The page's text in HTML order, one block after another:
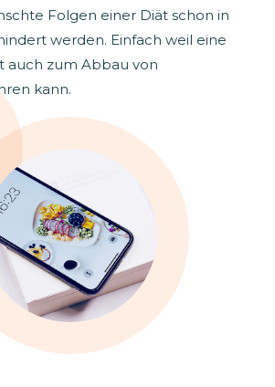
Folgen einer Diät schon in
werden. Einfach weil eine
auch zum Abbau von
kann.